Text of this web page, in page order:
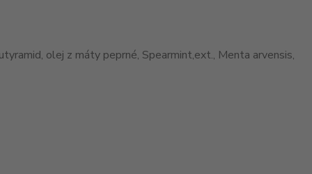
olej z máty peprné, Spearmint,ext., Menta arvensis,